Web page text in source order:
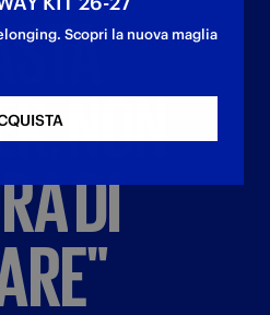
NON
DI
Scopri la nuova maglia